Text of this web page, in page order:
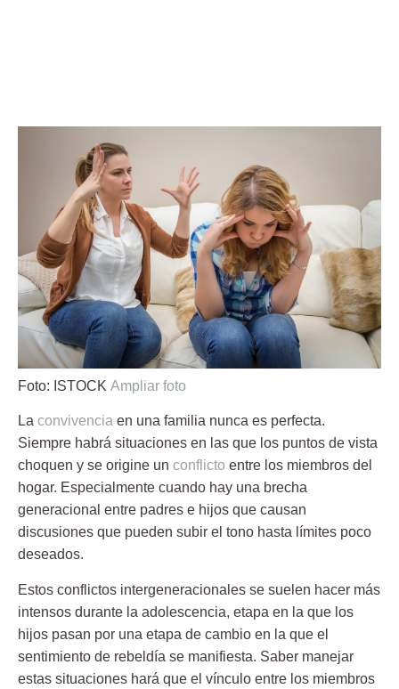
Foto: ISTOCK Ampliar foto
La convivencia en una familia nunca es perfecta.
Siempre habrá situaciones en las que los puntos de vista
choquen y se origine un conflicto entre los miembros del
hogar. Especialmente cuando hay una brecha
generacional entre padres e hijos que causan
discusiones que pueden subir el tono hasta límites poco
deseados.
Estos conflictos intergeneracionales se suelen hacer más
intensos durante la adolescencia, etapa en la que los
hijos pasan por una etapa de cambio en la que el
sentimiento de rebeldía se manifiesta. Saber manejar
estas situaciones hará que el vínculo entre los miembros